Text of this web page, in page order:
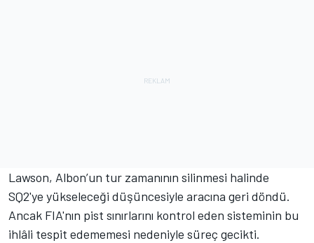
Lawson, Albon’un tur zamanının silinmesi halinde
SQ2'ye yükseleceği düşüncesiyle aracına geri döndü.
Ancak FIA'nın pist sınırlarını kontrol eden sisteminin bu
ihlâli tespit edememesi nedeniyle süreç gecikti.